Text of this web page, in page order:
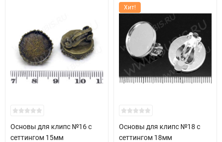
Основы для клипс №16 с
сеттингом 15мм
Хит!
Основы для клипс №18 с
сеттингом 18мм